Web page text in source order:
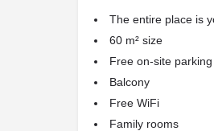
The entire place is
60 m² size
Free on-site parking
Balcony
Free WiFi
Family rooms